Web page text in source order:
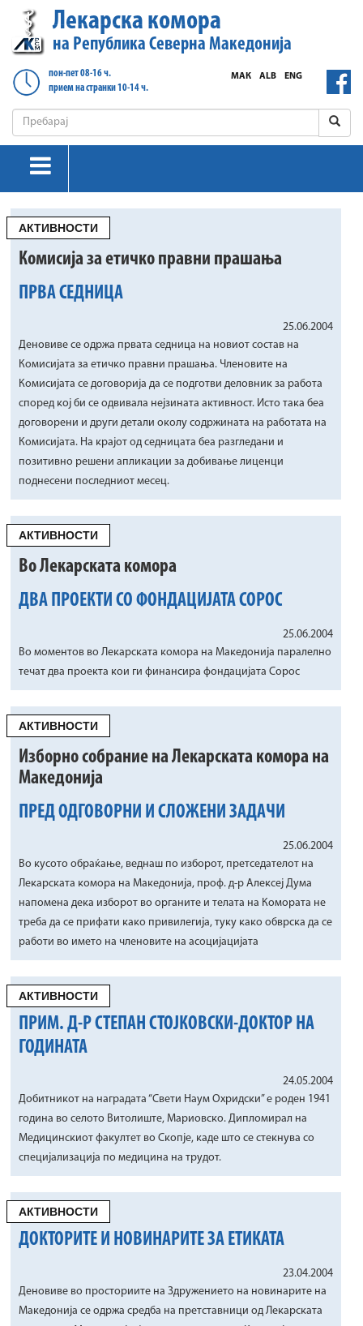
Лекарска комора
на Република Северна Македонија
пон-пет 08-16 ч.
прием на странки 10-14 ч.
ENG
ALB
МАК
АКТИВНОСТИ
Комисија за етичко правни прашања
ПРВА СЕДНИЦА
25.06.2004
Деновиве се одржа првата седница на новиот состав на
Комисијата за етичко правни прашања. Членовите на
Комисијата се договорија да се подготви деловник за работа
според кој би се одвивала нејзината активност. Исто така беа
договорени и други детали околу содржината на работата на
Комисијата. На крајот од седницата беа разгледани и
позитивно решени апликации за добивање лиценци
поднесени последниот месец.
АКТИВНОСТИ
Во Лекарската комора
ДВА ПРОЕКТИ СО ФОНДАЦИЈАТА СОРОС
25.06.2004
Во моментов во Лекарската комора на Македонија паралелно
течат два проекта кои ги финансира фондацијата Сорос
АКТИВНОСТИ
Изборно собрание на Лекарската комора на
Македонија
ПРЕД ОДГОВОРНИ И СЛОЖЕНИ ЗАДАЧИ
25.06.2004
Во кусото обраќање, веднаш по изборот, претседателот на
Лекарската комора на Македонија, проф. д-р Алексеј Дума
напомена дека изборот во органите и телата на Комората не
треба да се прифати како привилегија, туку како обврска да се
работи во името на членовите на асоцијацијата
АКТИВНОСТИ
ПРИМ. Д-Р СТЕПАН СТОЈКОВСКИ-ДОКТОР НА
ГОДИНАТА
24.05.2004
Добитникот на наградата “Свети Наум Охридски” е роден 1941
година во селото Витолиште, Мариовско. Дипломирал на
Медицинскиот факултет во Скопје, каде што се стекнува со
специјализација по медицина на трудот.
АКТИВНОСТИ
ДОКТОРИТЕ И НОВИНАРИТЕ ЗА ЕТИКАТА
23.04.2004
Деновиве во просториите на Здружението на новинарите на
Македонија се одржа средба на претставници од Лекарската